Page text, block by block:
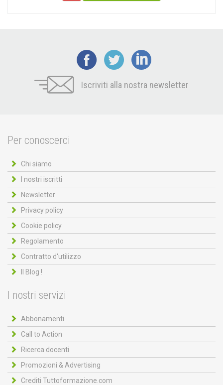
Iscriviti alla nostra newsletter
Per conoscerci
Chi siamo
I nostri iscritti
Newsletter
Privacy policy
Cookie policy
Regolamento
Contratto d'utilizzo
Il Blog !
I nostri servizi
Abbonamenti
Call to Action
Ricerca docenti
Promozioni & Advertising
Crediti Tuttoformazione.com